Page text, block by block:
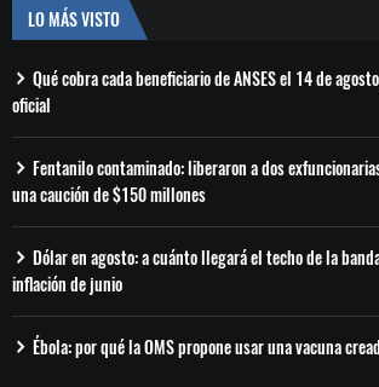
LO MÁS VISTO
Qué cobra cada beneficiario de ANSES el 14 de
oficial
Fentanilo contaminado: liberaron a dos
una caución de $150 millones
Dólar en agosto: a cuánto llegará el techo de la
inflación de junio
Ébola: por qué la OMS propone usar una vacuna